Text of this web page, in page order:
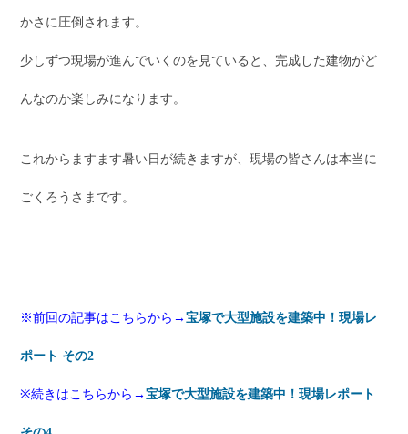
かさに圧倒されます。
少しずつ現場が進んでいくのを見ていると、完成した建物がど
んなのか楽しみになります。
これからますます暑い日が続きますが、現場の皆さんは本当に
ごくろうさまです。
※前回の記事はこちらから→宝塚で大型施設を建築中！現場レ
ポート その2
※続きはこちらから→宝塚で大型施設を建築中！現場レポート